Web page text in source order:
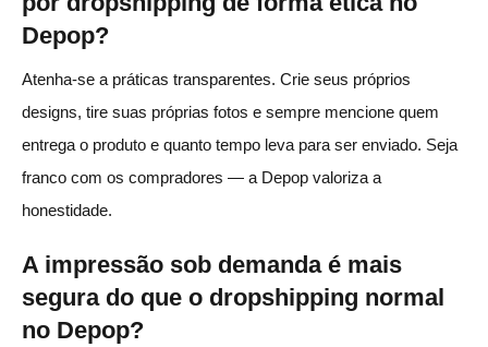
Depop?
Atenha-se a práticas transparentes. Crie seus próprios
designs, tire suas próprias fotos e sempre mencione quem
entrega o produto e quanto tempo leva para ser enviado. Seja
franco com os compradores — a Depop valoriza a
honestidade.
A impressão sob demanda é mais
segura do que o dropshipping normal
no Depop?